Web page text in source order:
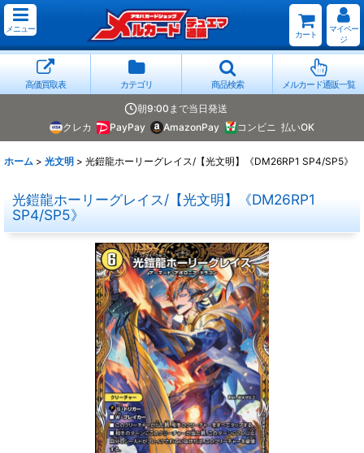
メニュー
カート
マイペー
ジ
高価買取表 カテゴリ 商品検索 メルカード通販一覧
朝9:00まで当日発送
クレカ
PayPay AmazonPay コンビニ 払いOK
ホーム > 光文明 > 光鎧龍ホーリーグレイス/【光文明】《DM26RP1 SP4/SP5》
光鎧龍ホーリーグレイス/【光文明】《DM26RP1
SP4/SP5》